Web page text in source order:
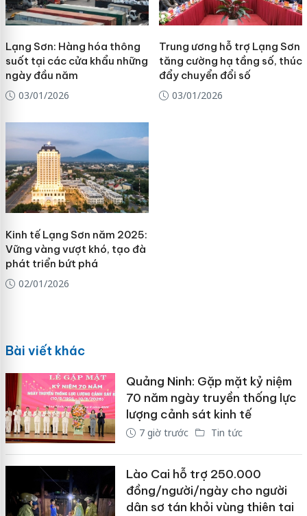
Lạng Sơn: Hàng hóa thông
suốt tại các cửa khẩu những
ngày đầu năm
03/01/2026
Trung ương hỗ trợ Lạng Sơn
tăng cường hạ tầng số, thúc
đẩy chuyển đổi số
03/01/2026
Kinh tế Lạng Sơn năm 2025:
Vững vàng vượt khó, tạo đà
phát triển bứt phá
02/01/2026
Bài viết khác
Quảng Ninh: Gặp mặt kỷ niệm
70 năm ngày truyền thống lực
lượng cảnh sát kinh tế
7 giờ trước Tin tức
Lào Cai hỗ trợ 250.000
đồng/người/ngày cho người
dân sơ tán khỏi vùng thiên tai